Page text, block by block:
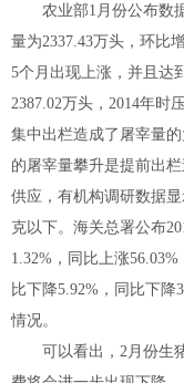
农业部1月份公布数据
量为2337.43万头，环比
5个月出现上涨，并且达
2387.02万头，2014年时
集中出栏造成了屠宰量
的屠宰量攀升是提前出
供应，有机构调研数据
克以下。海关总署公布
1.32%，同比上涨
比下降5.92%，同比下
情况。
可以看出，2月份生猪